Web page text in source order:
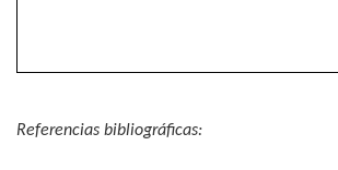
Referencias bibliográficas: